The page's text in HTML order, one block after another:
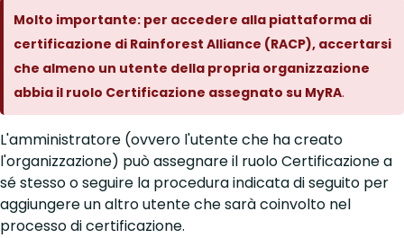
Molto importante: per accedere alla piattaforma di
certificazione di Rainforest Alliance (RACP), accertarsi
che almeno un utente della propria organizzazione
abbia il ruolo Certificazione assegnato su MyRA.
L'amministratore (ovvero l'utente che ha creato
l'organizzazione) può assegnare il ruolo Certificazione a
sé stesso o seguire la procedura indicata di seguito per
aggiungere un altro utente che sarà coinvolto nel
processo di certificazione.